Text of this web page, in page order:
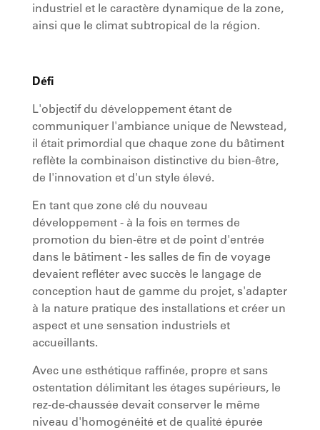
industriel et le caractère dynamique de la zone,
ainsi que le climat subtropical de la région.
Défi
L'objectif du développement étant de
communiquer l'ambiance unique de Newstead,
il était primordial que chaque zone du bâtiment
reflète la combinaison distinctive du bien-être,
de l'innovation et d'un style élevé.
En tant que zone clé du nouveau
développement - à la fois en termes de
promotion du bien-être et de point d'entrée
dans le bâtiment - les salles de fin de voyage
devaient refléter avec succès le langage de
conception haut de gamme du projet, s'adapter
à la nature pratique des installations et créer un
aspect et une sensation industriels et
accueillants.
Avec une esthétique raffinée, propre et sans
ostentation délimitant les étages supérieurs, le
rez-de-chaussée devait conserver le même
niveau d'homogénéité et de qualité épurée